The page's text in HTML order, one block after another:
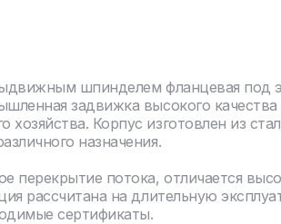
шпинделем фланцевая
задвижка высокого
Корпус изготовлен из
назначения.
перекрытие потока, отличается
рассчитана на длительную
сертификаты.